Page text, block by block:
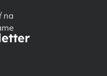
na